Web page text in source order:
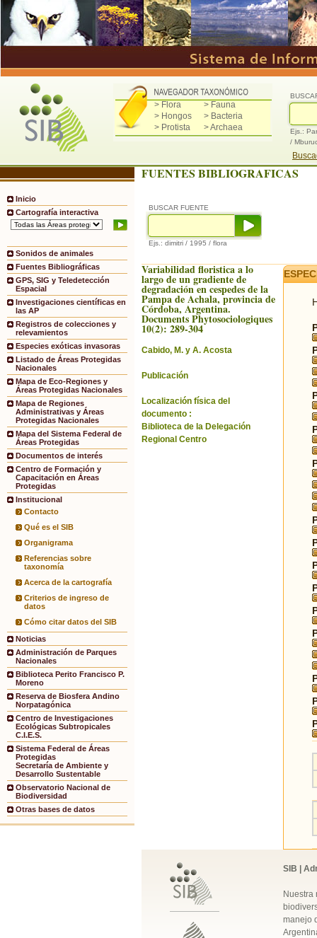
> Flora
> Fauna
> Hongos
> Bacteria
> Protista
> Archaea
Ejs.:
/
Inicio
Cartografía interactiva
Sonidos de animales
Fuentes Bibliográficas
GPS, SIG y Teledetección
Espacial
Investigaciones científicas en
las AP
Registros de colecciones y
relevamientos
Especies exóticas invasoras
Listado de Áreas Protegidas
Nacionales
Mapa de Eco-Regiones y
Áreas Protegidas Nacionales
Mapa de Regiones
Administrativas y Áreas
Protegidas Nacionales
Mapa del Sistema Federal de
Áreas Protegidas
Documentos de interés
Centro de Formación y
Capacitación en Áreas
Protegidas
Institucional
Contacto
Qué es el SIB
Organigrama
Referencias sobre
taxonomía
Acerca de la cartografía
Criterios de ingreso de
datos
Cómo citar datos del SIB
Noticias
Administración de Parques
Nacionales
Biblioteca Perito Francisco P.
Moreno
Reserva de Biosfera Andino
Norpatagónica
Centro de Investigaciones
Ecológicas Subtropicales
C.I.E.S.
Sistema Federal de Áreas
Protegidas
Secretaría de Ambiente y
Desarrollo Sustentable
Observatorio Nacional de
Biodiversidad
Otras bases de datos
FUENTES BIBLIOGRAFICAS
BUSCAR FUENTE
Ejs.: dimitri / 1995 / flora
Variabilidad floristica a lo
largo de un gradiente de
degradación en cespedes de la
Pampa de Achala, provincia de
Córdoba, Argentina.
Documents Phytosociologiques
10(2): 289-304
Cabido, M. y A. Acosta
Publicación
Localización física del
documento :
Biblioteca de la Delegación
Regional Centro
SIB |
Nuestra
manejo